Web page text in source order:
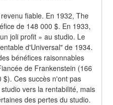
fiable. En 1932, The
de 148 000 $. En 1933,
joli profit » au studio. Le
d'Universal" de 1934.
bénéfices raisonnables
de Frankenstein (166
Ces succès n'ont pas
vers la rentabilité, mais
des pertes du studio.